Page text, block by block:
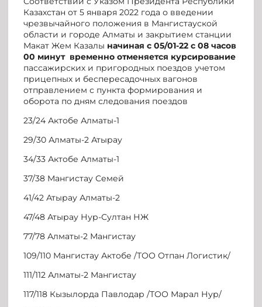
Казахстан от 5 января 2022 года о введении
чрезвычайного положения в Мангистауской
области и городе Алматы и закрытием станции
Макат Жем Казалы начиная с 05/01-22 с 08 часов
00 минут временно отменяется курсирование
пассажирских и пригородных поездов учетом
прицепных и беспересадочных вагонов
отправлением с пункта формирования и
оборота по дням следования поездов
23/24 Актобе Алматы-1
29/30 Алматы-2 Атырау
34/33 Актобе Алматы-1
37/38 Мангистау Семей
41/42 Атырау Алматы-2
47/48 Атырау Нур-Султан НЖ
77/78 Алматы-2 Мангистау
109/110 Мангистау Актобе /ТОО Отпан Логистик/
111/112 Алматы-2 Мангистау
117/118 Кызылорда Павлодар /ТОО Марал Нур/